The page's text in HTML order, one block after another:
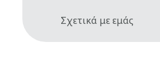
Σχετικά με εμάς